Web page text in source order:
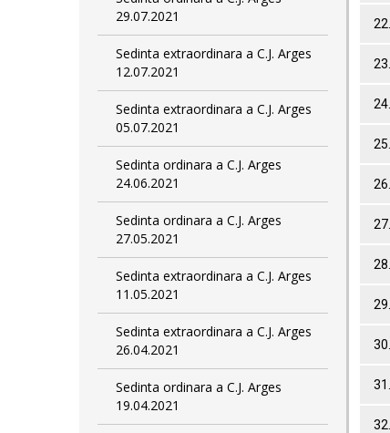
29.07.2021
Sedinta extraordinara a C.J. Arges
12.07.2021
Sedinta extraordinara a C.J. Arges
05.07.2021
Sedinta ordinara a C.J. Arges
24.06.2021
Sedinta ordinara a C.J. Arges
27.05.2021
Sedinta extraordinara a C.J. Arges
11.05.2021
Sedinta extraordinara a C.J. Arges
26.04.2021
Sedinta ordinara a C.J. Arges
19.04.2021